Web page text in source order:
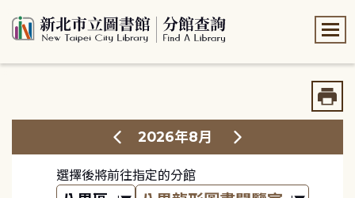
2026年8月
選擇後將前往指定的分館